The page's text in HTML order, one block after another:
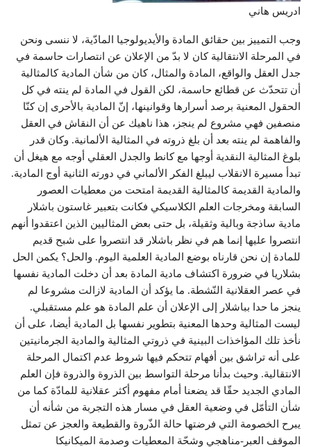
ادريس هاني
وجب التمييز بين حقائق المادة والأيديولوجيا المادّية، لا ننسى ونحن
في المرحلة الانتقالية كان لا بدّ من الإعلان عن انتصارات حاسمة في
جدل العقل والواقع، المادة والمثال، كان من شأن المادية كالمثالية
أن تتحدّث عن قطائع حاسمة، لكن القول في المادة لم ينته في كل
الحقول المعنية برصد أسرارها وقوانينها، إنّ المادية بالأحرى إن كنّا
منصفين فهي مشروع لم ينجز، هذا ناهيك عن أن النقاش في العقل
والفاهمة لم ينته بعد أن بلغ ذروته في المثالية الألمانية. وكان قدر
بلوغ المثالية النقدية أوجها مع كانط والجدل العقلي أوجه مع هيغل أن
تبدأ مسيرة الانقلاب ليبلغ الفكر الألماني في دورته الثانية أوج المادية.
والمادية القديمة كالمثالية القديمة امتحت من معطيات العصور
السابقة ومخرجات العلم الكلاسيكي فكانت بتعبير غاستون باشلار
مادية ساذجة وبالية وثقيلة، بل حتى بعض المثاليين الذين اعتقدوا أنهم
انتصروا عليها إنما هم في نظر باشلار قد انتصروا على شبح قديم
للمادة إن نحن قارناه بوضع المادية العلمية اليوم. والحل؟ يكمن الحل
بشلاريا في ضرورة اكتشاف مادية المادة بعد أن دخلت المادية نفسها
في عصر العقلانية النّشطة. ما يؤكد أن المادية لازالت مشروعا لم
ينجز ما حدا بباشلار إلى الإعلان أن علم المادة هو علم مستقبلي.
ليست المثالية وحدها المعنية بتطوير نفسها بل المادية أيضا، على أن
نأخذ تلك المؤاخذات البينية في ذروتي المثالية والمادية الجرمانيتين
على أنه تراشق بين أفهام تتحكم فيها شروط عدم اكتمال المرحلة
الانتقالية. وحيث بدأنا مرحلة التواسط بين الذروة والذروة فإن العلم
المادي الجديد حقّا قد يضعنا أمام مفهوم أكثر عقلانية للمادّة كما من
شأن التأمّل في وضعية العقل في مسار هذه التجربة من شأنه أن
يبرح الخصومة التي فرضتها حالة الذّروة والقطيعة والعجز عن تمثل
الموقف العبر-مناهجي وشحّة المعطيات وصدمة الميكانيكا